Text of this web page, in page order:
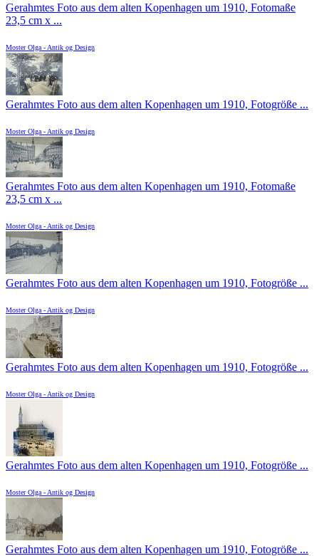
Gerahmtes Foto aus dem alten Kopenhagen um 1910, Fotomaße
23,5 cm x ...
Moster Olga - Antik og Design
Gerahmtes Foto aus dem alten Kopenhagen um 1910, Fotogröße ...
Moster Olga - Antik og Design
Gerahmtes Foto aus dem alten Kopenhagen um 1910, Fotomaße
23,5 cm x ...
Moster Olga - Antik og Design
Gerahmtes Foto aus dem alten Kopenhagen um 1910, Fotogröße ...
Moster Olga - Antik og Design
Gerahmtes Foto aus dem alten Kopenhagen um 1910, Fotogröße ...
Moster Olga - Antik og Design
Gerahmtes Foto aus dem alten Kopenhagen um 1910, Fotogröße ...
Moster Olga - Antik og Design
Gerahmtes Foto aus dem alten Kopenhagen um 1910, Fotogröße ...